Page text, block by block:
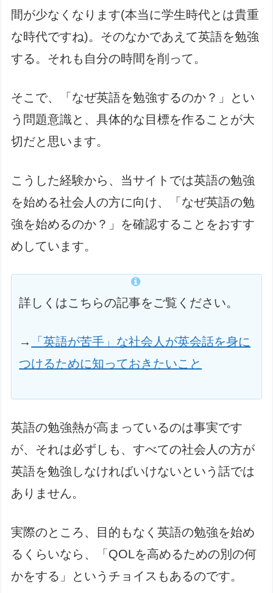
間が少なくなります(本当に学生時代とは貴重
な時代ですね)。そのなかであえて英語を勉強
する。それも自分の時間を削って。
そこで、「なぜ英語を勉強するのか？」とい
う問題意識と、具体的な目標を作ることが大
切だと思います。
こうした経験から、当サイトでは英語の勉強
を始める社会人の方に向け、「なぜ英語の勉
強を始めるのか？」を確認することをおすす
めしています。
詳しくはこちらの記事をご覧ください。
→
「英語が苦手」な社会人が英会話を身に
つけるために知っておきたいこと
英語の勉強熱が高まっているのは事実です
が、それは必ずしも、すべての社会人の方が
英語を勉強しなければいけないという話では
ありません。
実際のところ、目的もなく英語の勉強を始め
るくらいなら、「QOLを高めるための別の何
かをする」というチョイスもあるのです。